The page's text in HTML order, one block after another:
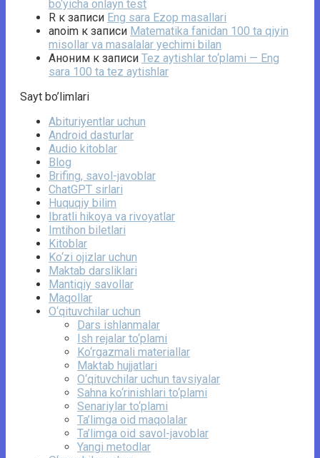
bo‘yicha onlayn test
R к записи Eng sara Ezop masallari
anoim к записи Matematika fanidan 100 ta qiyin
misollar va masalalar yechimi bilan
Аноним к записи Tez aytishlar to‘plami — Eng
sara 100 ta tez aytishlar
Sayt bo’limlari
Abituriyentlar uchun
Android dasturlar
Audio kitoblar
Blog
Brifing, savol-javoblar
ChatGPT sirlari
Huquqiy bilim
Ibratli hikoya va rivoyatlar
Imtihon biletlari
Kitoblar
Ko‘zi ojizlar uchun
Maktab darsliklari
Mantiqiy savollar
Maqollar
O‘qituvchilar uchun
Dars ishlanmalar
Ish rejalar to‘plami
Ko‘rgazmali materiallar
Maktab hujjatlari
O‘qituvchilar uchun tavsiyalar
Sahna ko‘rinishlari to‘plami
Senariylar to‘plami
Ta’limga oid maqolalar
Ta’limga oid savol-javoblar
Yangi metodlar